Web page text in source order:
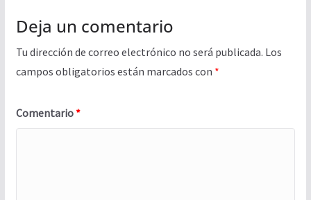
Deja un comentario
Tu dirección de correo electrónico no será publicada. Los
campos obligatorios están marcados con *
Comentario *